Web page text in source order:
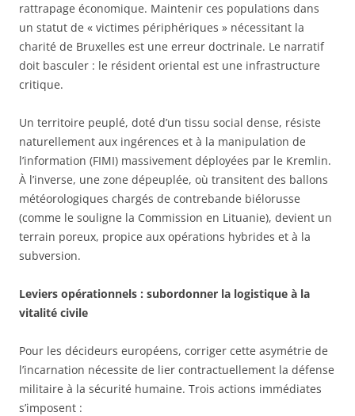
rattrapage économique. Maintenir ces populations dans
un statut de « victimes périphériques » nécessitant la
charité de Bruxelles est une erreur doctrinale. Le narratif
doit basculer : le résident oriental est une infrastructure
critique.
Un territoire peuplé, doté d’un tissu social dense, résiste
naturellement aux ingérences et à la manipulation de
l’information (FIMI) massivement déployées par le Kremlin.
À l’inverse, une zone dépeuplée, où transitent des ballons
météorologiques chargés de contrebande biélorusse
(comme le souligne la Commission en Lituanie), devient un
terrain poreux, propice aux opérations hybrides et à la
subversion.
Leviers opérationnels : subordonner la logistique à la
vitalité civile
Pour les décideurs européens, corriger cette asymétrie de
l’incarnation nécessite de lier contractuellement la défense
militaire à la sécurité humaine. Trois actions immédiates
s’imposent :